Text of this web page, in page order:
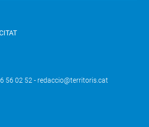
56 02 52 - redaccio@territoris.cat